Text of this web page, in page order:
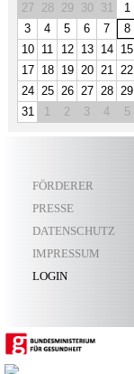
27
28 29 30 31 1
3
4 5 6 7 8
10
11 12 13 14 15
17
18 19 20 21 22
24 25 26 27 28 29
31
1 2 3 4 5
FÖRDERER
PRESSE
DATENSCHUTZ
IMPRESSUM
LOGIN